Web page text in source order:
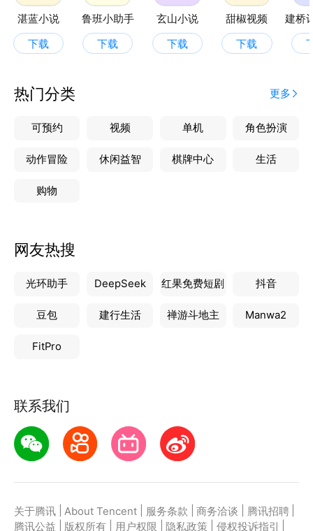
湛蓝小说
下载
鲁班小助手
下载
玄山小说
下载
甜椒视频
下载
热门分类 更多
可预约 视频 单机 角色扮演
动作冒险 休闲益智 棋牌中心 生活
购物
网友热搜
光环助手 DeepSeek 红果免费短剧 抖音
豆包 建行生活 禅游斗地主 Manwa2
FitPro
联系我们
关于腾讯 About Tencent 服务条款 商务洽谈 腾讯招聘
腾讯公益
版权所有 用户权限 隐私政策 侵权投诉指引